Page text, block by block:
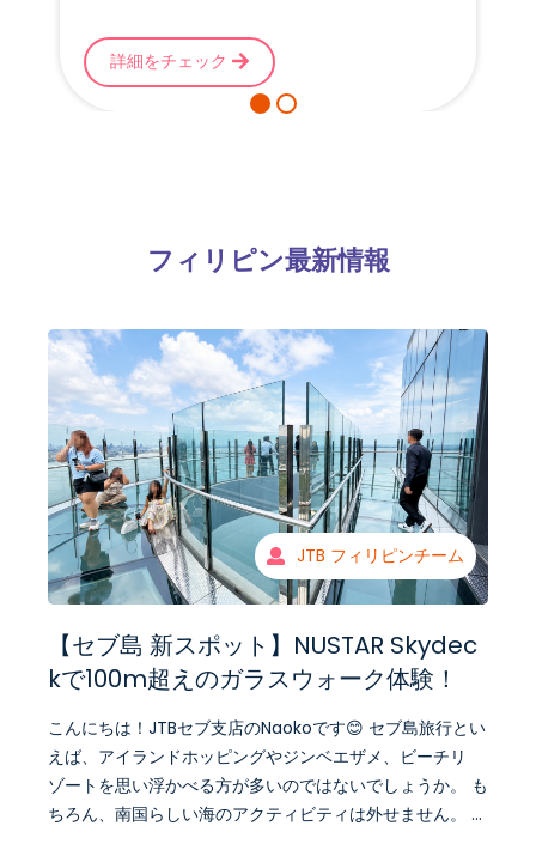
詳細をチェック
フィリピン最新情報
【セブ島 新スポット】NUSTAR Skydec
kで100m超えのガラスウォーク体験！
JTB フィリピンチーム
こんにちは！JTBセブ支店のNaokoです😊 セブ島旅行とい
えば、アイランドホッピングやジンベエザメ、ビーチリ
ゾートを思い浮かべる方が多いのではないでしょうか。 も
ちろん、南国らしい海のアクティビティは外せません。 ...